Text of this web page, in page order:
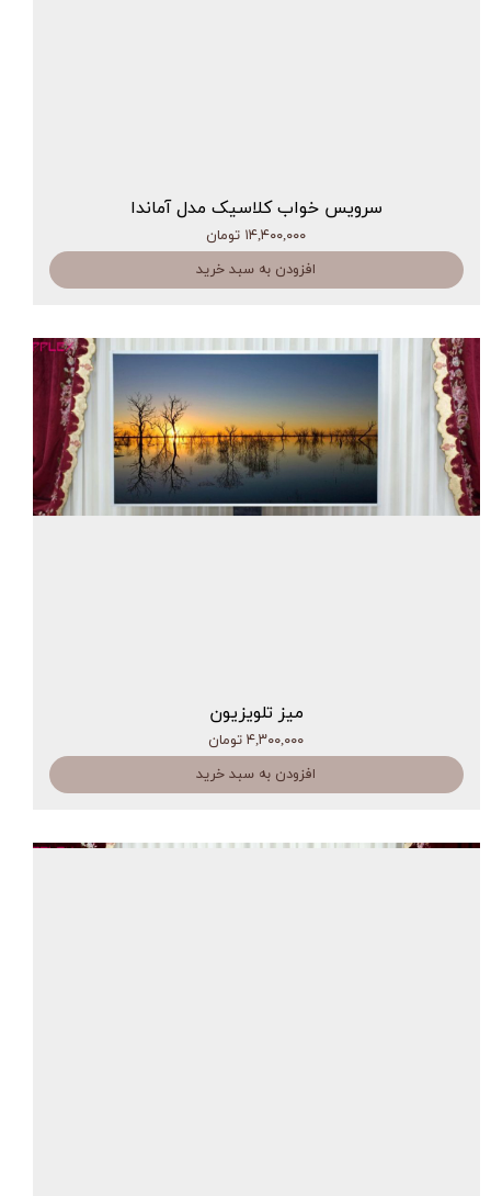
سرویس خواب کلاسیک مدل آماندا
۱۴,۴۰۰,۰۰۰ تومان
افزودن به سبد خرید
میز تلویزیون
۴,۳۰۰,۰۰۰ تومان
افزودن به سبد خرید